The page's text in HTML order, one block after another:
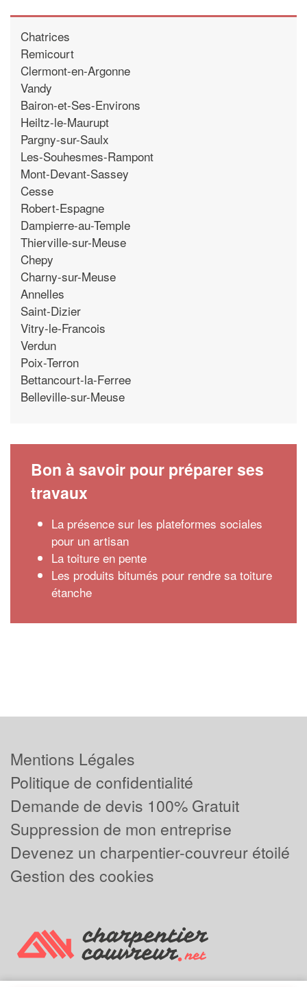
Chatrices
Remicourt
Clermont-en-Argonne
Vandy
Bairon-et-Ses-Environs
Heiltz-le-Maurupt
Pargny-sur-Saulx
Les-Souhesmes-Rampont
Mont-Devant-Sassey
Cesse
Robert-Espagne
Dampierre-au-Temple
Thierville-sur-Meuse
Chepy
Charny-sur-Meuse
Annelles
Saint-Dizier
Vitry-le-Francois
Verdun
Poix-Terron
Bettancourt-la-Ferree
Belleville-sur-Meuse
Bon à savoir pour préparer ses
travaux
La présence sur les plateformes sociales
pour un artisan
La toiture en pente
Les produits bitumés pour rendre sa toiture
étanche
Mentions Légales
Politique de confidentialité
Demande de devis 100% Gratuit
Suppression de mon entreprise
Devenez un charpentier-couvreur étoilé
Gestion des cookies